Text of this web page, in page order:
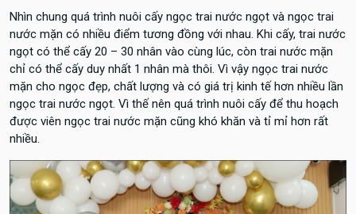
Nhìn chung quá trình nuôi cấy ngọc trai nước ngọt và ngọc trai
nước mặn có nhiều điểm tương đồng với nhau. Khi cấy, trai nước
ngọt có thể cấy 20 – 30 nhân vào cùng lúc, còn trai nước mặn
chỉ có thể cấy duy nhất 1 nhân mà thôi. Vì vậy ngọc trai nước
mặn cho ngọc đẹp, chất lượng và có giá trị kinh tế hơn nhiều lần
ngọc trai nước ngọt. Vì thế nên quá trình nuôi cấy để thu hoạch
được viên ngọc trai nước mặn cũng khó khăn và tỉ mỉ hơn rất
nhiều.